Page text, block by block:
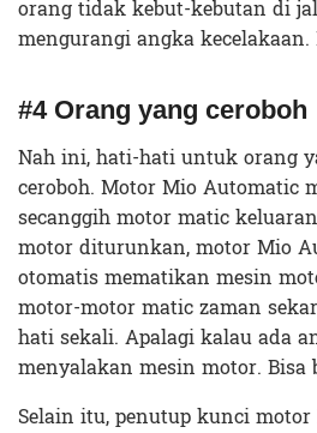
orang tidak kebut-kebutan di
mengurangi angka
#4 Orang yang ceroboh
Nah ini, hati-hati untuk orang
ceroboh. Motor Mio Automatic
secanggih motor matic
motor diturunkan, motor Mio
otomatis mematikan mesin
motor-motor matic zaman
hati sekali. Apalagi kalau ada
menyalakan mesin motor. Bisa
Selain itu, penutup kunci